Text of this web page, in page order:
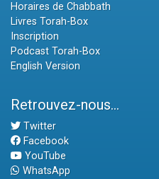
Horaires de Chabbath
Livres Torah-Box
Inscription
Podcast Torah-Box
English Version
Retrouvez-nous...
Twitter
Facebook
YouTube
WhatsApp